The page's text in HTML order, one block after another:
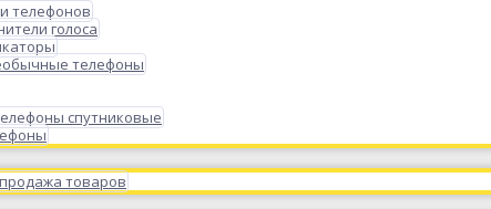
телефонов
голоса
телефоны
спутниковые
товаров